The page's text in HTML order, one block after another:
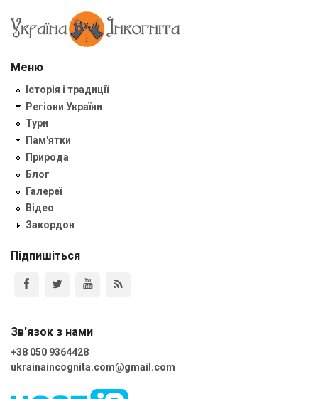
Меню
Історія і традиції
Регіони України
Тури
Пам'ятки
Природа
Блог
Галереї
Відео
Закордон
Підпишіться
Зв'язок з нами
+38 050 9364428
ukrainaincognita.com@gmail.com